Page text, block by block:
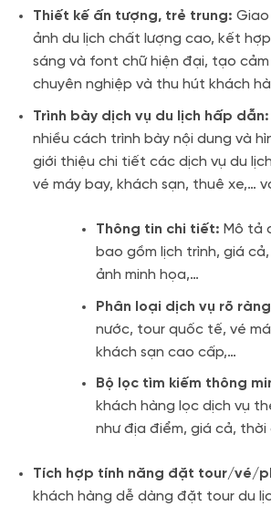
Thiết kế ấn tượng, trẻ trung: Giao
ảnh du lịch chất lượng cao, kết
sáng và font chữ hiện đại, tạo
chuyên nghiệp và thu hút khách
Trình bày dịch vụ du lịch hấp dẫn:
nhiều cách trình bày nội dung và
giới thiệu chi tiết các dịch vụ du
vé máy bay, khách sạn, thuê xe,…
Thông tin chi tiết: Mô tả
bao gồm lịch trình, giá
ảnh minh họa,…
Phân loại dịch vụ rõ
nước, tour quốc tế, vé
khách sạn cao cấp,…
Bộ lọc tìm kiếm thông
khách hàng lọc dịch vụ
như địa điểm, giá cả, thời
Tích hợp tính năng đặt tour/vé/
khách hàng dễ dàng đặt tour du